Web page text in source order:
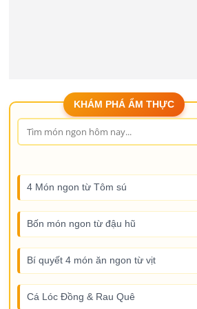
KHÁM PHÁ ẨM THỰC
4 Món ngon từ Tôm sú
Bốn món ngon từ đậu hũ
Bí quyết 4 món ăn ngon từ vịt
Cá Lóc Đồng & Rau Quê